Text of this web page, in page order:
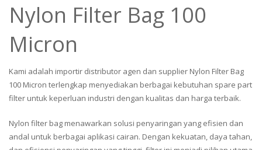
Nylon Filter Bag 100
Micron
Kami adalah importir distributor agen dan supplier Nylon Filter Bag
100 Micron terlengkap menyediakan berbagai kebutuhan spare part
filter untuk keperluan industri dengan kualitas dan harga terbaik.
Nylon filter bag menawarkan solusi penyaringan yang efisien dan
andal untuk berbagai aplikasi cairan. Dengan kekuatan, daya tahan,